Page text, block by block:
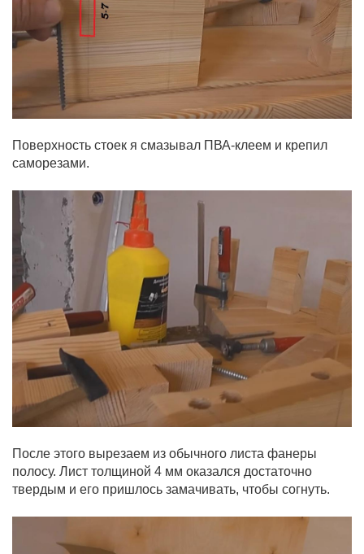
Поверхность стоек я смазывал ПВА-клеем и крепил
саморезами.
После этого вырезаем из обычного листа фанеры
полосу. Лист толщиной 4 мм оказался достаточно
твердым и его пришлось замачивать, чтобы согнуть.